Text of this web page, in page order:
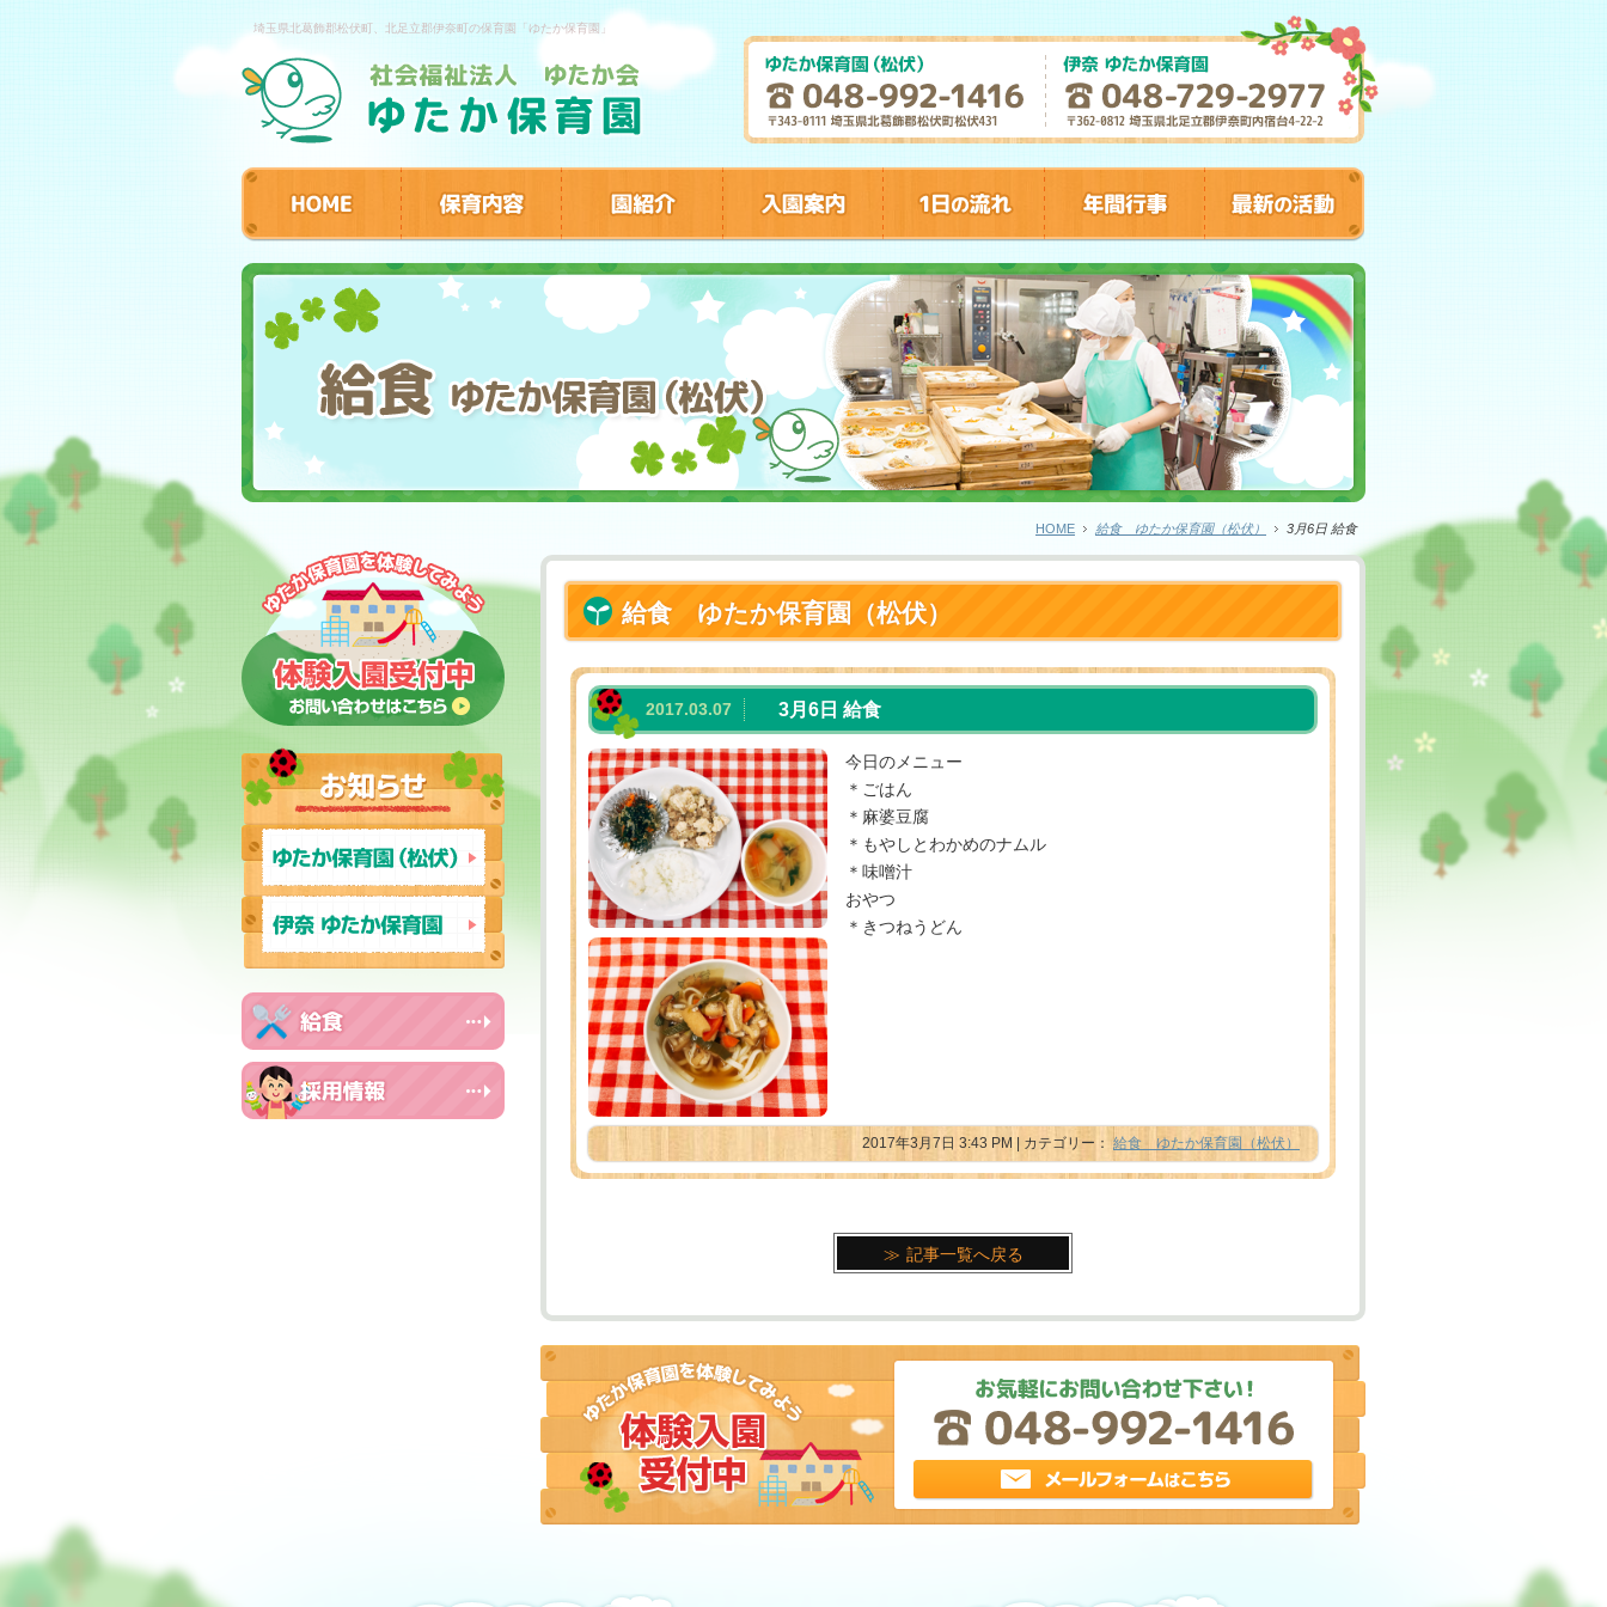
埼玉県北葛飾郡松伏町、北足立郡伊奈町の保育園「ゆたか保育園」
HOME 給食 ゆたか保育園（松伏） 3月6日 給食
給食 ゆたか保育園（松伏）
3月6日 給食
2017.03.07
今日のメニュー
＊ごはん
＊麻婆豆腐
＊もやしとわかめのナムル
＊味噌汁
おやつ
＊きつねうどん
2017年3月7日 3:43 PM | カテゴリー： 給食 ゆたか保育園（松伏）
記事一覧へ戻る